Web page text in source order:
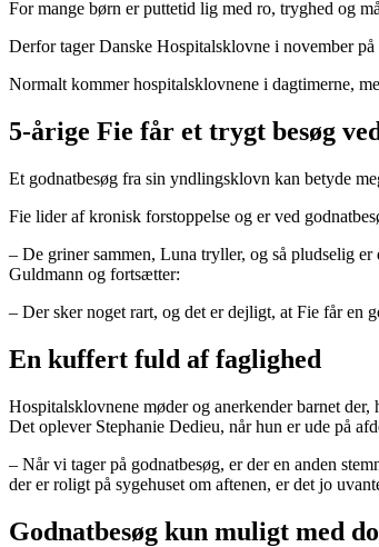
For mange børn er puttetid lig med ro, tryghed og
Derfor tager Danske Hospitalsklovne i november
Normalt kommer hospitalsklovnene i dagtimerne,
5-årige Fie får et trygt besøg
Et godnatbesøg fra sin yndlingsklovn kan betyde
Fie lider af kronisk forstoppelse og er ved
– De griner sammen, Luna tryller, og så pludselig
Guldmann og fortsætter:
– Der sker noget rart, og det er dejligt, at Fie får en
En kuffert fuld af faglighed
Hospitalsklovnene møder og anerkender barnet
Det oplever Stephanie Dedieu, når hun er ude på
– Når vi tager på godnatbesøg, er der en anden
der er roligt på sygehuset om aftenen, er det jo
Godnatbesøg kun muligt med